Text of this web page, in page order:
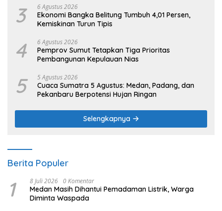
3 6 Agustus 2026
Ekonomi Bangka Belitung Tumbuh 4,01 Persen,
Kemiskinan Turun Tipis
4 6 Agustus 2026
Pemprov Sumut Tetapkan Tiga Prioritas
Pembangunan Kepulauan Nias
5 5 Agustus 2026
Cuaca Sumatra 5 Agustus: Medan, Padang, dan
Pekanbaru Berpotensi Hujan Ringan
Selengkapnya
Berita Populer
1 8 Juli 2026 0 Komentar
Medan Masih Dihantui Pemadaman Listrik, Warga
Diminta Waspada